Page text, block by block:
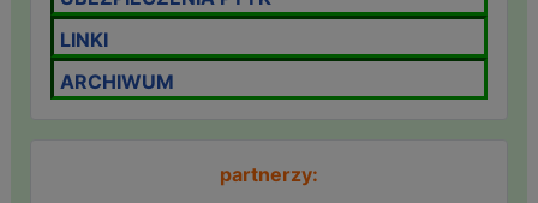
LINKI
ARCHIWUM
partnerzy: